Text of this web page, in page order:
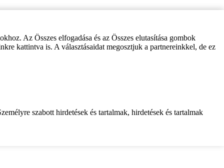
Az Összes elfogadása és az Összes elutasítása gombok
kattintva is. A választásaidat megosztjuk a partnereinkkel, de ez
szabott hirdetések és tartalmak, hirdetések és tartalmak